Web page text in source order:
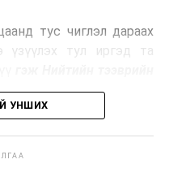
технологийг лагийн
тус чиглэл дараах
үзүүлэх тул иргэд та
УНШИХ